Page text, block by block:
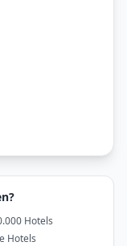
Hotels
Hotels